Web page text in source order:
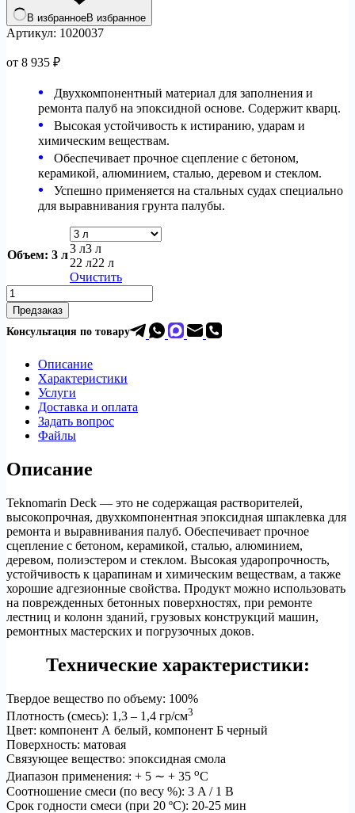
В избранноеВ избранное
Артикул: 1020037
от 8 935 ₽
Двухкомпонентный материал для заполнения и
ремонта палуб на эпоксидной основе. Содержит кварц.
Высокая устойчивость к истиранию, ударам и
химическим веществам.
Обеспечивает прочное сцепление с бетоном,
керамикой, алюминием, сталью, деревом и стеклом.
Успешно применяется на стальных судах специально
для выравнивания грунта палубы.
Объем: 3 л3 л3 л
22 л22 л
Очистить
Количество
товара
Teknomarin
Deck
эпоксидная
шпаклевка
палуб
Предзаказ
Консультация по товару
Описание
Характеристики
Услуги
Доставка и оплата
Задать вопрос
Файлы
Описание
Teknomarin Deck — это не содержащая растворителей,
высокопрочная, двухкомпонентная эпоксидная шпаклевка для
ремонта и выравнивания палуб. Обеспечивает прочное
сцепление с бетоном, керамикой, сталью, алюминием,
деревом, полиэстером и стеклом. Высокая ударопрочность,
устойчивость к царапинам и химическим веществам, а также
хорошие адгезионные свойства. Продукт можно использовать
на поврежденных бетонных поверхностях, при ремонте
лестниц и колонн зданий, грузовых конструкций машин,
ремонтных мастерских и погрузочных доков.
Технические характеристики:
Твердое вещество по объему: 100%
Плотность (смесь): 1,3 – 1,4 гр/см3
Цвет: компонент А белый, компонент Б черный
Поверхность: матовая
Связующее вещество: эпоксидная смола
Диапазон применения: + 5 ∼ + 35 oC
Соотношение смеси (по весу %): 3 A / 1 B
Срок годности смеси (при 20 ºC): 20-25 мин